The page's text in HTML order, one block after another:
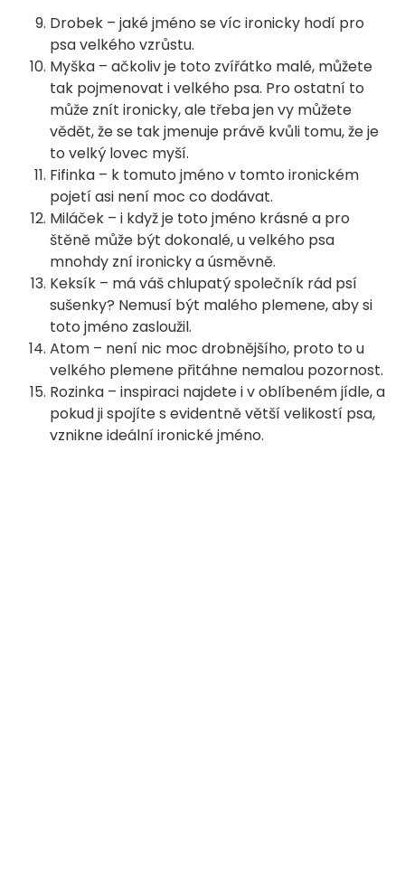
Drobek – jaké jméno se víc ironicky hodí pro
psa velkého vzrůstu.
Myška – ačkoliv je toto zvířátko malé, můžete
tak pojmenovat i velkého psa. Pro ostatní to
může znít ironicky, ale třeba jen vy můžete
vědět, že se tak jmenuje právě kvůli tomu, že je
to velký lovec myší.
Fifinka – k tomuto jméno v tomto ironickém
pojetí asi není moc co dodávat.
Miláček – i když je toto jméno krásné a pro
štěně může být dokonalé, u velkého psa
mnohdy zní ironicky a úsměvně.
Keksík – má váš chlupatý společník rád psí
sušenky? Nemusí být malého plemene, aby si
toto jméno zasloužil.
Atom – není nic moc drobnějšího, proto to u
velkého plemene přitáhne nemalou pozornost.
Rozinka – inspiraci najdete i v oblíbeném jídle, a
pokud ji spojíte s evidentně větší velikostí psa,
vznikne ideální ironické jméno.